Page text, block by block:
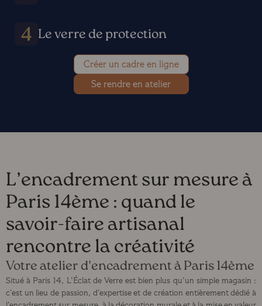
Le verre de protection
Créer un cadre en ligne
Se rendre en atelier
L’encadrement sur mesure à
Paris 14ème : quand le
savoir-faire artisanal
rencontre la créativité
Votre atelier d'encadrement à Paris 14ème
Situé à Paris 14, L’Éclat de Verre est bien plus qu’un simple magasin :
c’est un lieu de passion, d’expertise et de création entièrement dédié à